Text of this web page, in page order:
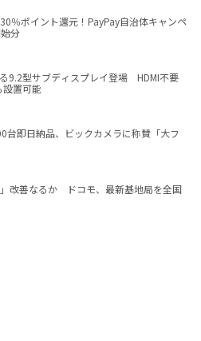
30％ポイント還元！PayPay自治体キャンペ
分
9.2型サブディスプレイ登場 HDMI不要
置可能
台即日納品、ビックカメラに称賛「大フ
」改善なるか ドコモ、最新基地局を全国